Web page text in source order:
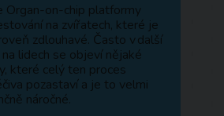
Organ-on-chip platformy
na zvířatech, které je
zdlouhavé. Často v další
lidech se objeví nějaké
které celý ten proces
pozastaví a je to velmi
náročné.